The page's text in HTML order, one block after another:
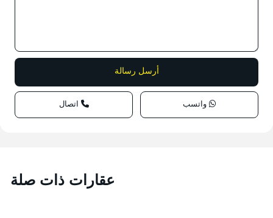
واتسب اتصال
عقارات ذات صلة